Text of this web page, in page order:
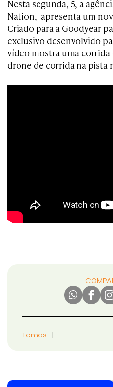
Nesta segunda, 5, a
Nation, apresenta um
Criado para a Goodyear
exclusivo desenvolvido
vídeo mostra uma corrida
drone de corrida na pista
Temas